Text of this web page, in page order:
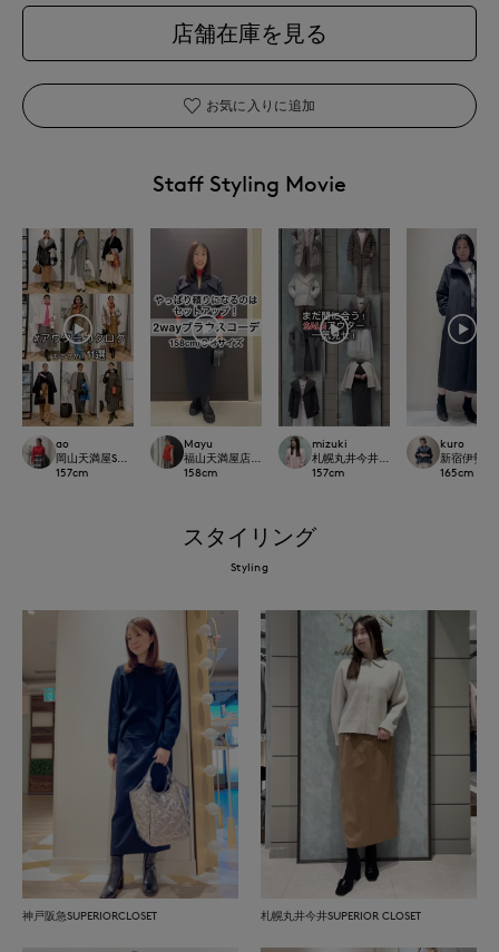
店舗在庫を見る
お気に入りに追加
Staff Styling Movie
ao
岡山天満屋SUPERIORCLOSET
157cm
Mayu
福山天満屋店INED/7-IDconcept./Maglie
158cm
mizuki
札幌丸井今井SUPERIOR CLOSET
157cm
kuro
新宿伊勢丹
165cm
スタイリング
Styling
神戸阪急SUPERIORCLOSET 札幌丸井今井SUPERIOR CLOSET